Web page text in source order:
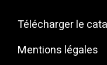
Télécharger le
Mentions légales